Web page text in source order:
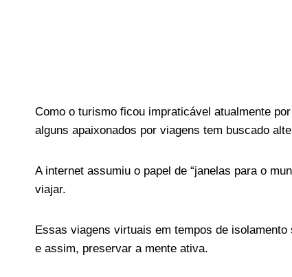
Como o turismo ficou impraticável atualmente
alguns apaixonados por viagens tem buscado
A internet assumiu o papel de “janelas para o
viajar.
Essas viagens virtuais em tempos de
e assim, preservar a mente ativa.